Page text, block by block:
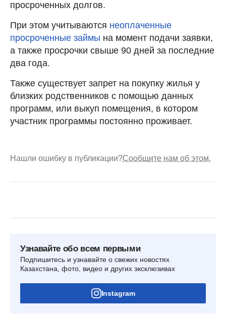
просроченных долгов.
При этом учитываются неоплаченные
просроченные займы на момент подачи заявки,
а также просрочки свыше 90 дней за последние
два года.
Также существует запрет на покупку жилья у
близких родственников с помощью данных
программ, или выкуп помещения, в котором
участник программы постоянно проживает.
Нашли ошибку в публикации?Сообщите нам об этом.
Узнавайте обо всем первыми
Подпишитесь и узнавайте о свежих новостях
Казахстана, фото, видео и других эксклюзивах
Instagram